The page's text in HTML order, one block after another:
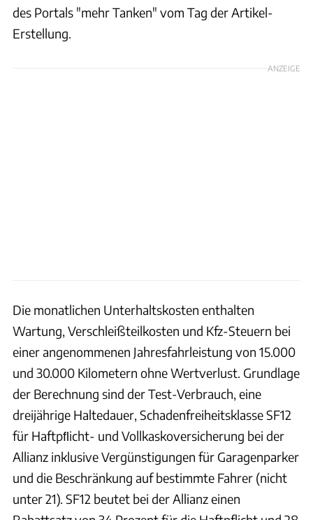
des Portals "mehr Tanken" vom Tag der Artikel-
Erstellung.
ANZEIGE
Die monatlichen Unterhaltskosten enthalten
Wartung, Verschleißteilkosten und Kfz-Steuern bei
einer angenommenen Jahresfahrleistung von 15.000
und 30.000 Kilometern ohne Wertverlust. Grundlage
der Berechnung sind der Test-Verbrauch, eine
dreijährige Haltedauer, Schadenfreiheitsklasse SF12
für Haftpﬂicht- und Vollkaskoversicherung bei der
Allianz inklusive Vergünstigungen für Garagenparker
und die Beschränkung auf bestimmte Fahrer (nicht
unter 21). SF12 beutet bei der Allianz einen